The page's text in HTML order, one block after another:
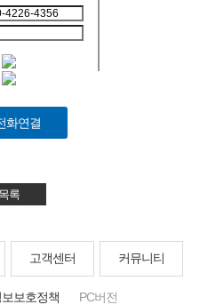
화연결
목록
고객센터 커뮤니티
보호정책 PC버전